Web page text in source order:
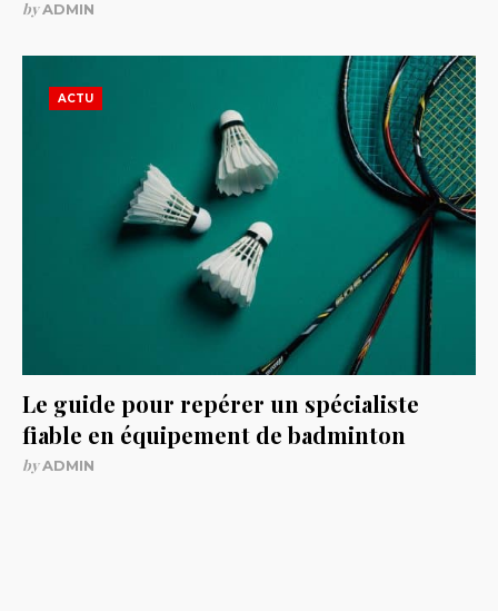
byADMIN
ACTU
Le guide pour repérer un spécialiste
fiable en équipement de badminton
byADMIN